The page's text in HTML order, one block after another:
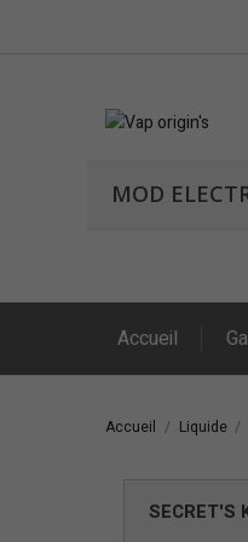
MOD
Accueil
Accueil Liquide
SECRET'S